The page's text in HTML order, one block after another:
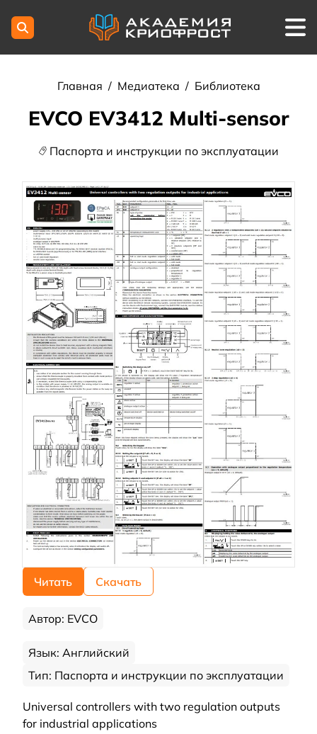
Главная / Медиатека / Библиотека
EVCO EV3412 Multi-sensor
Паспорта и инструкции по эксплуатации
Читать Скачать
Автор: EVCO
Язык: Английский
Тип: Паспорта и инструкции по эксплуатации
Universal controllers with two regulation outputs
for industrial applications